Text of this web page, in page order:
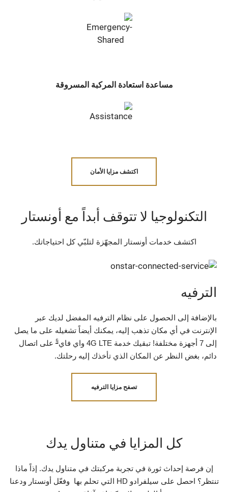
مساعدة استعادة المركبة المسروقة
اكتشف مزايا الأمان
التكنولوجيا لا تتوقف أبداً مع أونستار
اكتشف خدمات أونستار المجهّزة لتلبّي كل احتياجاتك.
الترفيه
بالإضافة إلى الحصول على نظام الترفيه المفضل لديك عبر
الإنترنت في أي مكان تذهب إليه، يمكنك أيضاً تشغيله على ما يصل
إلى 7 أجهزة مختلفة! تبقيك خدمة 4G LTE واي فاي
§ على اتصال
دائم، بغض النظر عن المكان الذي تأخذك إليه رحلتك.
تصفح مزايا الترفيه
كل المزايا في متناول يدك
إن فرصة إحداث ثورة في تجربة مركبتك في متناول يدك. إذاً ماذا
تنتظر؟ احصل على سيلفرادو HD التي تحلم بها وفعّل أونستار ودعنا